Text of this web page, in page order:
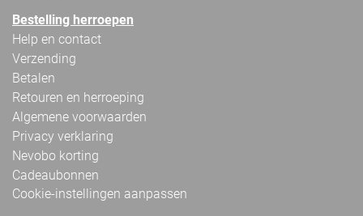
Bestelling herroepen
Help en contact
Verzending
Betalen
Retouren en herroeping
Algemene voorwaarden
Privacy verklaring
Nevobo korting
Cadeaubonnen
Cookie-instellingen aanpassen